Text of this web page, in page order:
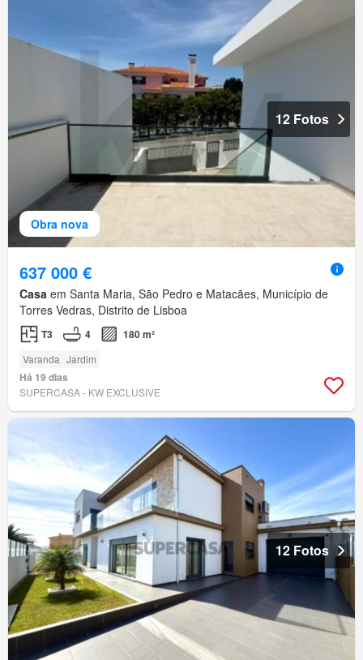
Obra nova
12 Fotos
637 000 €
Casa em Santa Maria, São Pedro e Matacães, Município de
Torres Vedras, Distrito de Lisboa
T3 4 180 m²
Varanda Jardim
Há 19 dias
SUPERCASA - KW EXCLUSIVE
12 Fotos